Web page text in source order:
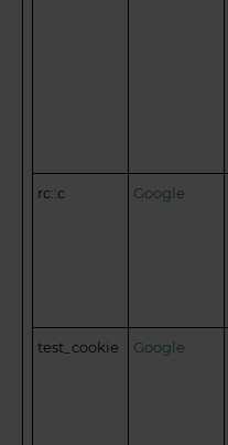
rc::c Google
test_cookie Google